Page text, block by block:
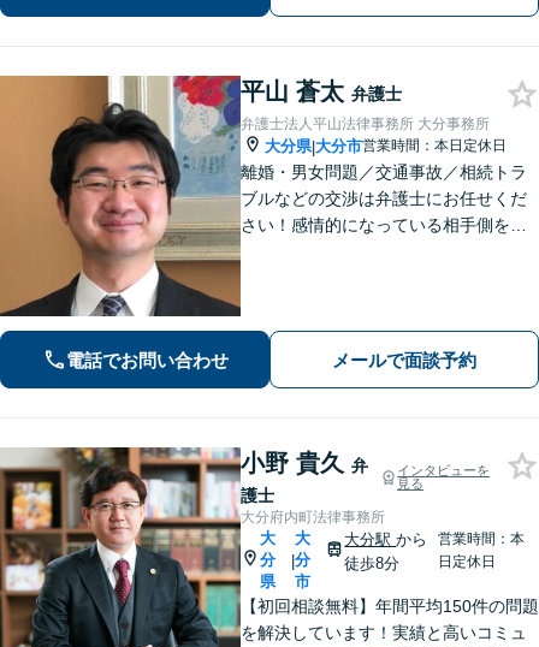
平山 蒼太 弁護士
弁護士法人平山法律事務所 大分事務所
大分県|大分市営業時間：本日定休日
離婚・男女問題／交通事故／相続トラ
ブルなどの交渉は弁護士にお任せくだ
さい！感情的になっている相手側を冷
ヒアリングします。
電話でお問い合わせ メールで面談予約
小野 貴久 弁
護士
インタビューを
見る
大分府内町法律事務所
大
分
県
|
大
分
市
大分駅から
徒歩8分
営業時間：本
日定休日
【初回相談無料】年間平均150件の問題
を解決しています！実績と高いコミュ